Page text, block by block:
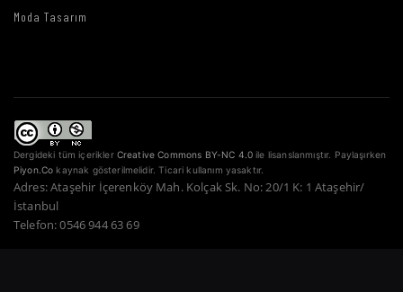
Moda Tasarım
Dergideki tüm içerikler Creative Commons BY-NC 4.0 ile lisanslanmıştır. Paylaşırken
Piyon.Co kaynak gösterilmelidir. Ticari kullanım yasaktır.
Adres: Ataşehir İçerenköy Mah. Kolçak Sk. No: 20/1 K: 1 Ataşehir/
İstanbul
Telefon: 0546 944 63 69